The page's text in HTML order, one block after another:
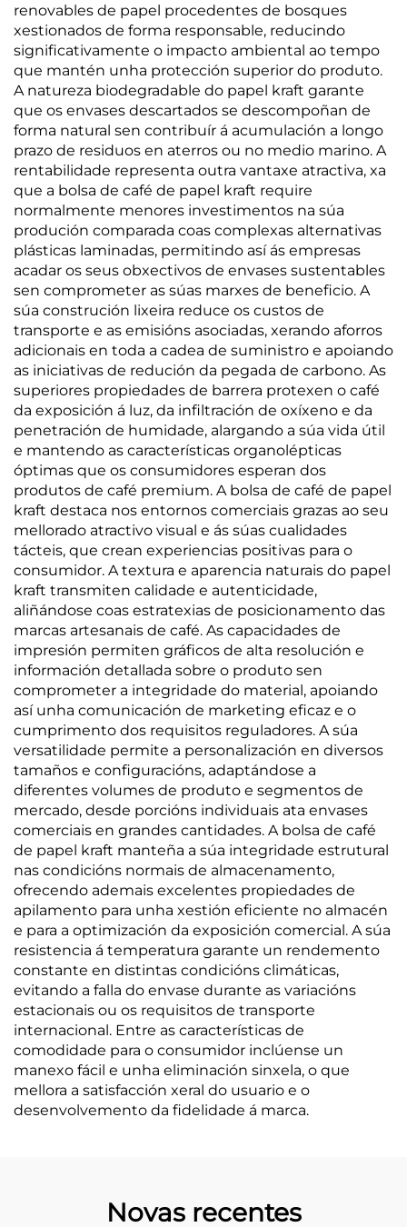
renovables de papel procedentes de bosques
xestionados de forma responsable, reducindo
significativamente o impacto ambiental ao tempo
que mantén unha protección superior do produto.
A natureza biodegradable do papel kraft garante
que os envases descartados se descompoñan de
forma natural sen contribuír á acumulación a longo
prazo de residuos en aterros ou no medio marino. A
rentabilidade representa outra vantaxe atractiva, xa
que a bolsa de café de papel kraft require
normalmente menores investimentos na súa
produción comparada coas complexas alternativas
plásticas laminadas, permitindo así ás empresas
acadar os seus obxectivos de envases sustentables
sen comprometer as súas marxes de beneficio. A
súa construción lixeira reduce os custos de
transporte e as emisións asociadas, xerando aforros
adicionais en toda a cadea de suministro e apoiando
as iniciativas de redución da pegada de carbono. As
superiores propiedades de barrera protexen o café
da exposición á luz, da infiltración de oxíxeno e da
penetración de humidade, alargando a súa vida útil
e mantendo as características organolépticas
óptimas que os consumidores esperan dos
produtos de café premium. A bolsa de café de papel
kraft destaca nos entornos comerciais grazas ao seu
mellorado atractivo visual e ás súas cualidades
tácteis, que crean experiencias positivas para o
consumidor. A textura e aparencia naturais do papel
kraft transmiten calidade e autenticidade,
aliñándose coas estratexias de posicionamento das
marcas artesanais de café. As capacidades de
impresión permiten gráficos de alta resolución e
información detallada sobre o produto sen
comprometer a integridade do material, apoiando
así unha comunicación de marketing eficaz e o
cumprimento dos requisitos reguladores. A súa
versatilidade permite a personalización en diversos
tamaños e configuracións, adaptándose a
diferentes volumes de produto e segmentos de
mercado, desde porcións individuais ata envases
comerciais en grandes cantidades. A bolsa de café
de papel kraft manteña a súa integridade estrutural
nas condicións normais de almacenamento,
ofrecendo ademais excelentes propiedades de
apilamento para unha xestión eficiente no almacén
e para a optimización da exposición comercial. A súa
resistencia á temperatura garante un rendemento
constante en distintas condicións climáticas,
evitando a falla do envase durante as variacións
estacionais ou os requisitos de transporte
internacional. Entre as características de
comodidade para o consumidor inclúense un
manexo fácil e unha eliminación sinxela, o que
mellora a satisfacción xeral do usuario e o
desenvolvemento da fidelidade á marca.
Novas recentes